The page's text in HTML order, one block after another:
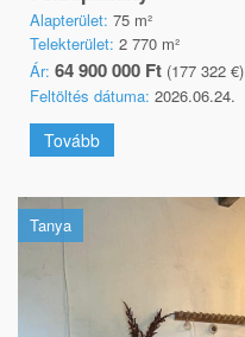
Alapterület: 75 m²
Telekterület: 2 770 m²
Ár: 64 900 000 Ft (177 322 €)
Feltöltés dátuma: 2026.06.24.
Tovább
Tanya